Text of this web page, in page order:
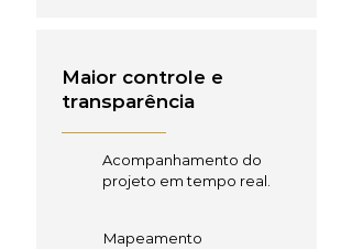
Maior controle e
transparência
Acompanhamento do
projeto em tempo real.
Mapeamento